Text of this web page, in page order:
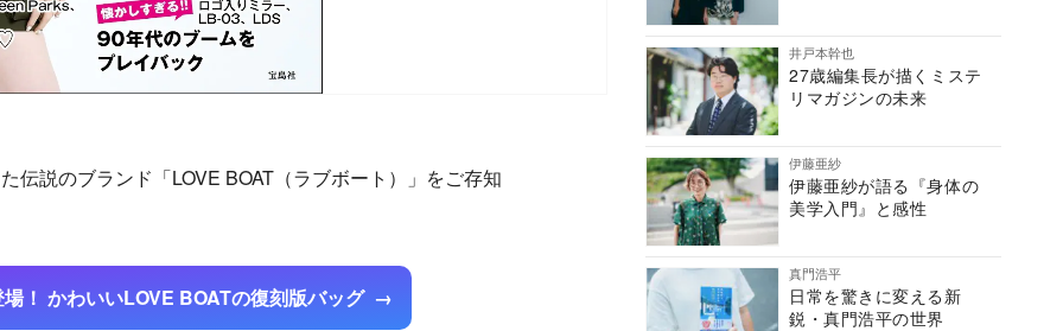
説のブランド「LOVE BOAT（ラブボート）」をご存知
！ かわいいLOVE BOATの復刻版バッグ
井戸本幹也
27歳編集長が描くミステ
リマガジンの未来
伊藤亜紗
伊藤亜紗が語る『身体の
美学入門』と感性
真門浩平
日常を驚きに変える新
鋭・真門浩平の世界